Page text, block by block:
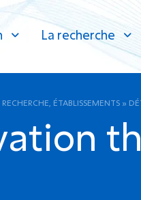
La recherche
ÉTABLISSEMENTS »